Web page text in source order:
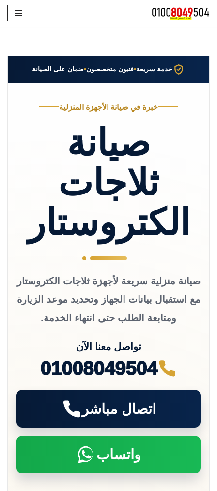
خدمة سريعة فنيون متخصصون ضمان على الصيانة
خبرة في صيانة الأجهزة المنزلية
صيانة
ثلاجات
الكتروستار
صيانة منزلية سريعة لأجهزة ثلاجات الكتروستار
مع استقبال بيانات الجهاز وتحديد موعد الزيارة
ومتابعة الطلب حتى انتهاء الخدمة.
تواصل معنا الآن
01008049504
اتصال مباشر
واتساب